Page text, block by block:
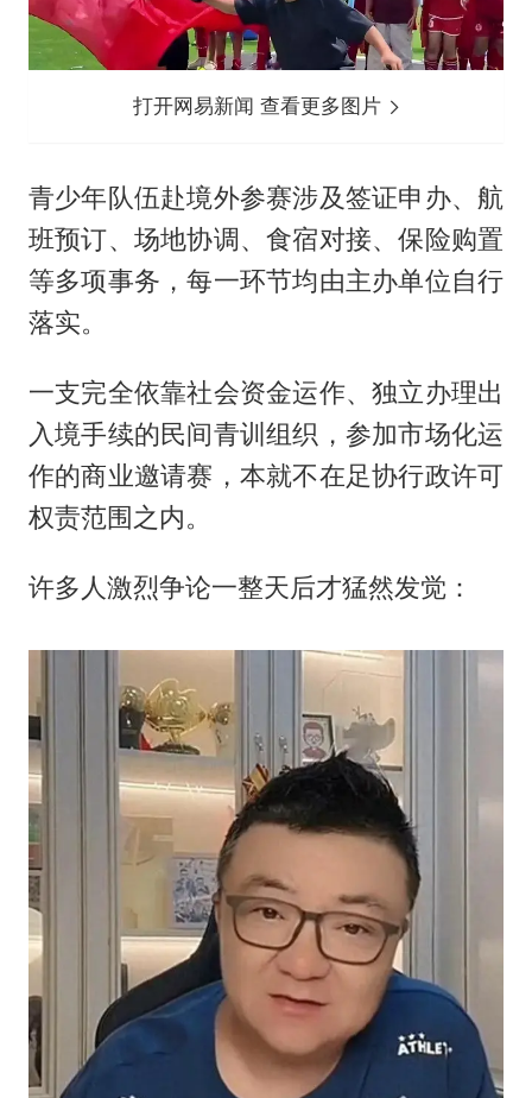
打开网易新闻 查看更多图片
青少年队伍赴境外参赛涉及签证申办、航
班预订、场地协调、食宿对接、保险购置
等多项事务，每一环节均由主办单位自行
落实。
一支完全依靠社会资金运作、独立办理出
入境手续的民间青训组织，参加市场化运
作的商业邀请赛，本就不在足协行政许可
权责范围之内。
许多人激烈争论一整天后才猛然发觉：